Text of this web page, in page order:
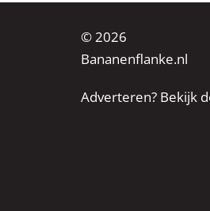
© 2026
Bananenflanke.nl
Adverteren? Bekijk